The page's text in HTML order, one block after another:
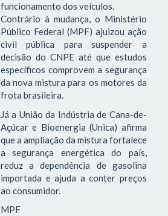
funcionamento dos veículos.
Contrário à mudança, o Ministério
Público Federal (MPF) ajuizou ação
civil pública para suspender a
decisão do CNPE até que estudos
específicos comprovem a segurança
da nova mistura para os motores da
frota brasileira.
Já a União da Indústria de Cana-de-
Açúcar e Bioenergia (Unica) afirma
que a ampliação da mistura fortalece
a segurança energética do país,
reduz a dependência de gasolina
importada e ajuda a conter preços
ao consumidor.
MPF